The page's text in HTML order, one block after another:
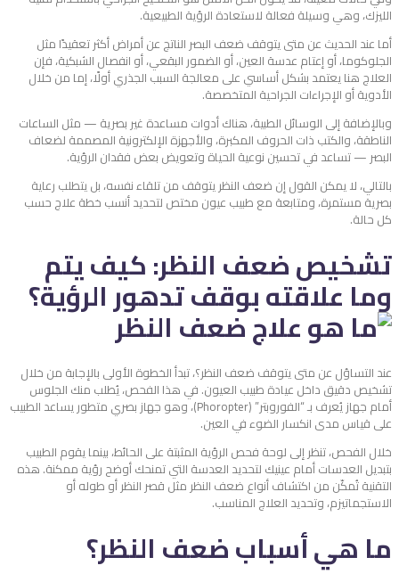
الليزك، وهي وسيلة فعالة لاستعادة الرؤية الطبيعية.
أما عند الحديث عن متى يتوقف ضعف البصر الناتج عن أمراض أكثر تعقيدًا مثل
الجلوكوما، أو إعتام عدسة العين، أو الضمور البقعي، أو انفصال الشبكية، فإن
العلاج هنا يعتمد بشكل أساسي على معالجة السبب الجذري أولًا، إما من خلال
الأدوية أو الإجراءات الجراحية المتخصصة.
وبالإضافة إلى الوسائل الطبية، هناك أدوات مساعدة غير بصرية — مثل الساعات
الناطقة، والكتب ذات الحروف المكبرة، والأجهزة الإلكترونية المصممة لضعاف
البصر — تساعد في تحسين نوعية الحياة وتعويض بعض فقدان الرؤية.
بالتالي، لا يمكن القول إن ضعف النظر يتوقف من تلقاء نفسه، بل يتطلب رعاية
بصرية مستمرة، ومتابعة مع طبيب عيون مختص لتحديد أنسب خطة علاج حسب
كل حالة.
تشخيص ضعف النظر: كيف يتم
وما علاقته بوقف تدهور الرؤية؟
عند التساؤل عن متى يتوقف ضعف النظر؟، تبدأ الخطوة الأولى بالإجابة من خلال
تشخيص دقيق داخل عيادة طبيب العيون. في هذا الفحص، يُطلب منك الجلوس
أمام جهاز يُعرف بـ “الفوروبتر” (Phoropter)، وهو جهاز بصري متطور يساعد الطبيب
على قياس مدى انكسار الضوء في العين.
خلال الفحص، تنظر إلى لوحة فحص الرؤية المثبتة على الحائط، بينما يقوم الطبيب
بتبديل العدسات أمام عينيك لتحديد العدسة التي تمنحك أوضح رؤية ممكنة. هذه
التقنية تُمكّن من اكتشاف أنواع ضعف النظر مثل قصر النظر أو طوله أو
الاستجماتيزم، وتحديد العلاج المناسب.
ما هي أسباب ضعف النظر؟